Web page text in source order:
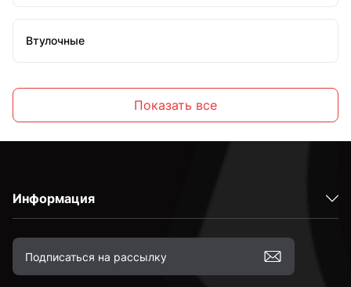
Втулочные
Оцинкованные
Желтый цинк
Показать все
Информация